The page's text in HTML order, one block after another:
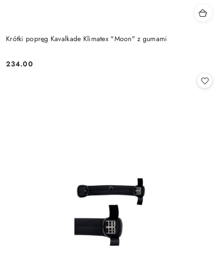
Krótki popręg Kavalkade Klimatex "Moon" z gumami
Cena:
234.00